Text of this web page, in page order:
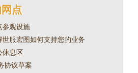
点
参观设施
服宏图如何支持您的业务
休息区
协议草案